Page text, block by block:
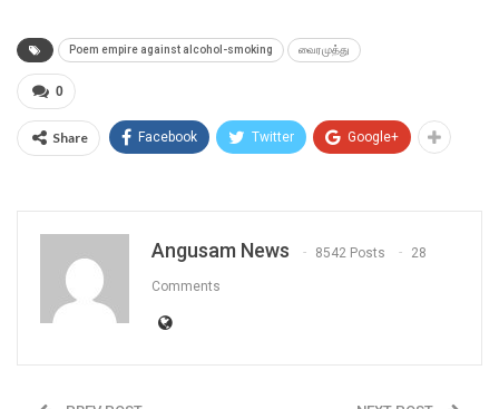
Poem empire against alcohol-smoking வைரமுத்து
0
Share Facebook Twitter Google+
Angusam News 8542 Posts 28
Comments